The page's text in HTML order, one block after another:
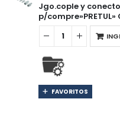
Jgo.cople y
p/compre»PRETUL»
FAVORITOS